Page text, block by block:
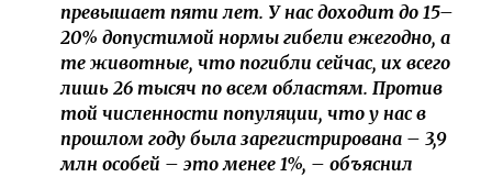
превышает пяти лет. У нас доходит до 15–
20% допустимой нормы гибели ежегодно, а
те животные, что погибли сейчас, их всего
лишь 26 тысяч по всем областям. Против
той численности популяции, что у нас в
прошлом году была зарегистрирована – 3,9
млн особей – это менее 1%, – объяснил